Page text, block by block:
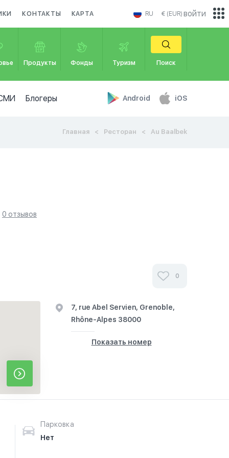
КОНТАКТЫ КАРТА RU € (EUR)
Продукты Фонды Туризм Поиск
Блогеры Android iOS
войти
Главная Ресторан Au Baalbek
0 отзывов
0
7, rue Abel Servien, Grenoble,
Rhône-Alpes 38000
Показать номер
Парковка
Нет